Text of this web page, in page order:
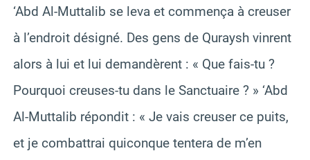
‘Abd Al-Muttalib se leva et commença à creuser
à l’endroit désigné. Des gens de Quraysh vinrent
alors à lui et lui demandèrent : « Que fais-tu ?
Pourquoi creuses-tu dans le Sanctuaire ? » ‘Abd
Al-Muttalib répondit : « Je vais creuser ce puits,
et je combattrai quiconque tentera de m’en